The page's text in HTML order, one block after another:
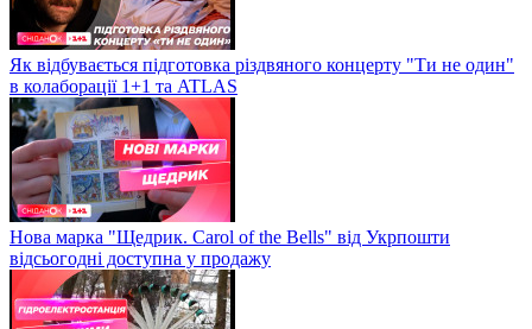
Як відбувається підготовка різдвяного концерту "Ти не один"
в колаборації 1+1 та ATLAS
Нова марка "Щедрик. Carol of the Bells" від Укрпошти
відсьогодні доступна у продажу